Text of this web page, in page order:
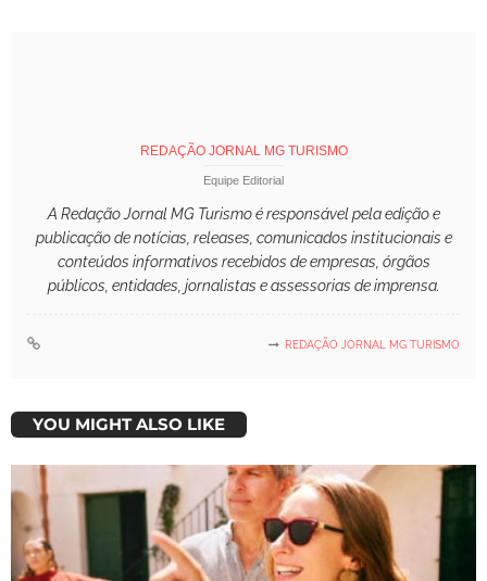
REDAÇÃO JORNAL MG TURISMO
Equipe Editorial
A Redação Jornal MG Turismo é responsável pela edição e
publicação de notícias, releases, comunicados institucionais e
conteúdos informativos recebidos de empresas, órgãos
públicos, entidades, jornalistas e assessorias de imprensa.
REDAÇÃO JORNAL MG TURISMO
YOU MIGHT ALSO LIKE